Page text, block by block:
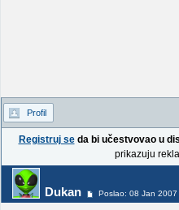
Profil
Registruj seda bi učestvovao u
prikazuju
Dukan Poslao: 08 Jan